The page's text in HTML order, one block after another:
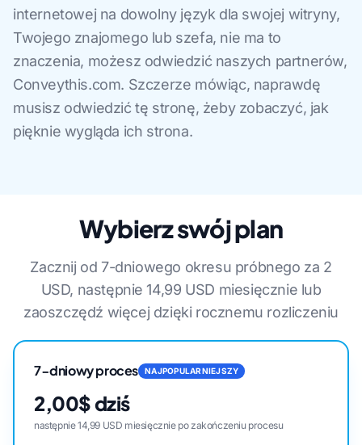
internetowej na dowolny język dla swojej witryny,
Twojego znajomego lub szefa, nie ma to
znaczenia, możesz odwiedzić naszych partnerów,
Conveythis.com. Szczerze mówiąc, naprawdę
musisz odwiedzić tę stronę, żeby zobaczyć, jak
pięknie wygląda ich strona.
Wybierz swój plan
Zacznij od 7-dniowego okresu próbnego za 2
USD, następnie 14,99 USD miesięcznie lub
zaoszczędź więcej dzięki rocznemu rozliczeniu
7-dniowy proces NAJPOPULARNIEJSZY
2,00$ dziś
następnie 14,99 USD miesięcznie po zakończeniu procesu